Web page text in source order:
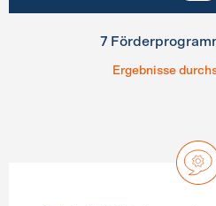
7
Ergebnisse